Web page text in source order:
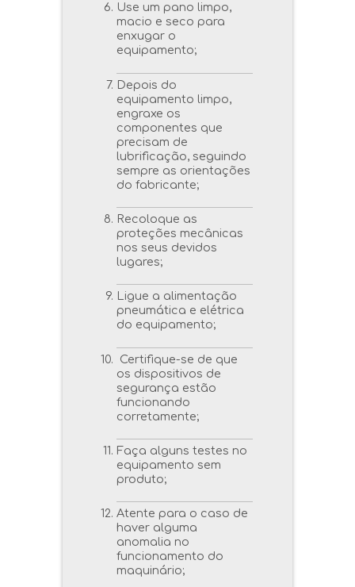
Use um pano limpo,
macio e seco para
enxugar o
equipamento;
Depois do
equipamento limpo,
engraxe os
componentes que
precisam de
lubrificação, seguindo
sempre as orientações
do fabricante;
Recoloque as
proteções mecânicas
nos seus devidos
lugares;
Ligue a alimentação
pneumática e elétrica
do equipamento;
Certifique-se de que
os dispositivos de
segurança estão
funcionando
corretamente;
Faça alguns testes no
equipamento sem
produto;
Atente para o caso de
haver alguma
anomalia no
funcionamento do
maquinário;